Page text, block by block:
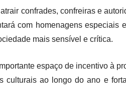
confrades, confreiras e
com homenagens especiais
mais sensível e crítica.
espaço de incentivo à
culturais ao longo do ano e